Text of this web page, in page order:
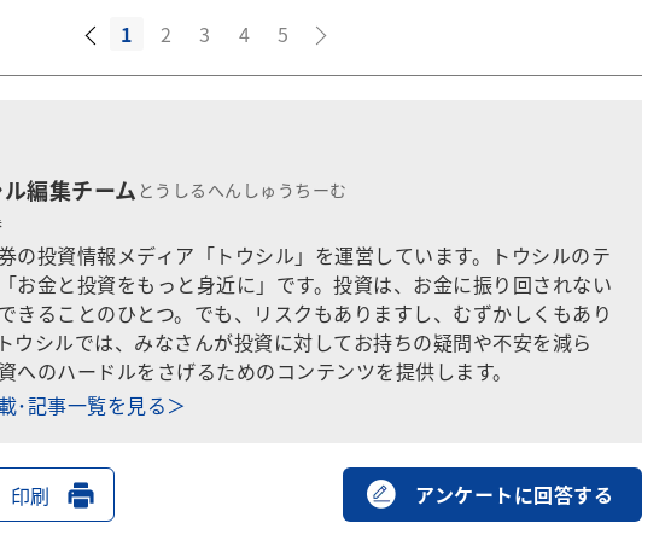
1 2 3 4 5
ル編集チーム とうしるへんしゅうちーむ
の投資情報メディア「トウシル」を運営しています。トウシルのテ
お金と投資をもっと身近に」です。投資は、お金に振り回されない
きることのひとつ。でも、リスクもありますし、むずかしくもあり
ウシルでは、みなさんが投資に対してお持ちの疑問や不安を減ら
へのハードルをさげるためのコンテンツを提供します。
･記事一覧を見る＞
ールで送る
印刷 アンケートに回答する